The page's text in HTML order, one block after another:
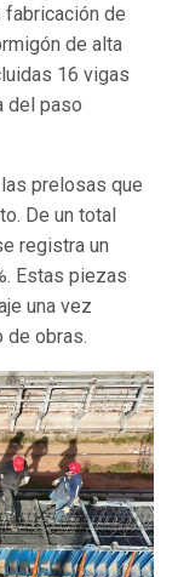
fabricación de
de alta
16 vigas
del paso
prelosas que
De un total
registra un
Estas piezas
una vez
de obras.